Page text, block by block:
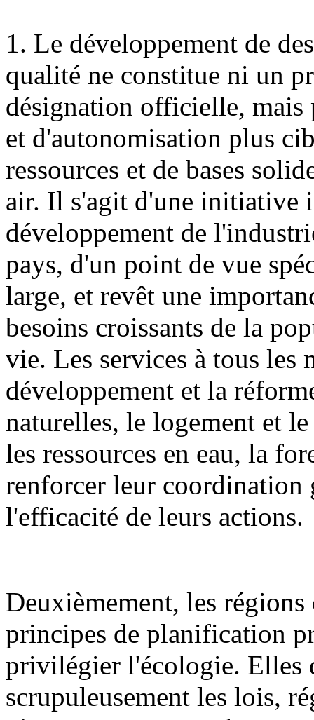
1. Le développement de
qualité ne constitue ni un
désignation officielle, mais
et d'autonomisation plus
ressources et de bases
air. Il s'agit d'une initiative
développement de
pays, d'un point de vue
large, et revêt une
besoins croissants de la
vie. Les services à tous les
développement et la
naturelles, le logement et
les ressources en eau, la
renforcer leur coordination
l'efficacité de leurs actions.
Deuxièmement, les
principes de planification
privilégier l'écologie. Elles
scrupuleusement les lois,